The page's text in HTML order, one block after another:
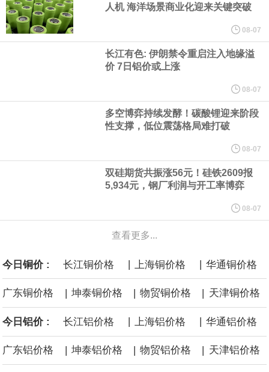
纽约期银突破64美元/盎司，日内涨3.91%。
据报道，威刚近日在法说会上表示，在需求增加、价格走高及货源
稳定的三大有利因素带动下，预期第3季度营运将优于第2季度，并
进一步扩大全年营运成果。
美国国会预算办公室（CBO）于当地时间5日发布报告称，美国海军
计划建造的15艘核动力“特朗普级”（Trump-class）战列舰，从研发
到采购的总费用可能高达2750亿美元，为美国有史以来最昂贵的水
面战舰项目之一。 根据CBO的初步估算，首舰造价约234亿美元，
后续14艘平均每艘约180亿美元。
黄金价格有望录得自今年1月以来最大单周涨幅。油价走弱为金价提
供支撑，同时投资者正等待美国非农就业数据，以寻找美国利率前
景的线索。StoneX高级分析师马特·辛普森表示，中东和平前景改善
人机 海洋场景商业化迎来关键突破
08-07
长江有色: 伊朗禁令重启注入地缘溢
价 7日铝价或上涨
08-07
多空博弈持续发酵！碳酸锂迎来阶段
性支撑，低位震荡格局难打破
08-07
双硅期货共振涨56元！硅铁2609报
5,934元，钢厂利润与开工率博弈
08-07
查看更多...
今日铜价 : 长江铜价格 | 上海铜价格 | 华通铜价格
广东铜价格 | 坤泰铜价格 | 物贸铜价格 | 天津铜价格
今日铝价 : 长江铝价格 上海铝价格 华通铝价格
广东铝价格 | 坤泰铝价格 | 物贸铝价格 | 天津铝价格